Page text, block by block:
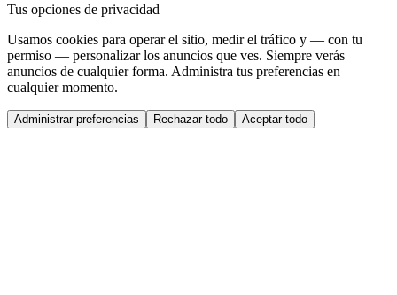
Tus opciones de privacidad
Usamos cookies para operar el sitio, medir el tráfico y — con tu
permiso — personalizar los anuncios que ves. Siempre verás
anuncios de cualquier forma. Administra tus preferencias en
cualquier momento.
Administrar preferencias Rechazar todo Aceptar todo